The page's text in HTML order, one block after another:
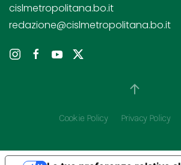
cislmetropolitana.bo.it
redazione@cislmetropolitana.bo.it
Cookie Policy Privacy Policy